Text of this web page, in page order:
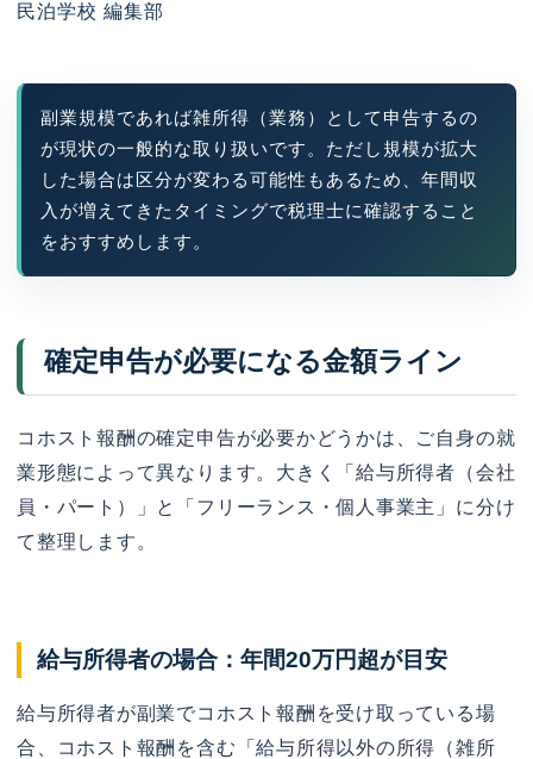
民泊学校 編集部
副業規模であれば雑所得（業務）として申告するの
が現状の一般的な取り扱いです。ただし規模が拡大
した場合は区分が変わる可能性もあるため、年間収
入が増えてきたタイミングで税理士に確認すること
をおすすめします。
確定申告が必要になる金額ライン
コホスト報酬の確定申告が必要かどうかは、ご自身の就
業形態によって異なります。大きく「給与所得者（会社
員・パート）」と「フリーランス・個人事業主」に分け
て整理します。
給与所得者の場合：年間20万円超が目安
給与所得者が副業でコホスト報酬を受け取っている場
合、コホスト報酬を含む「給与所得以外の所得（雑所